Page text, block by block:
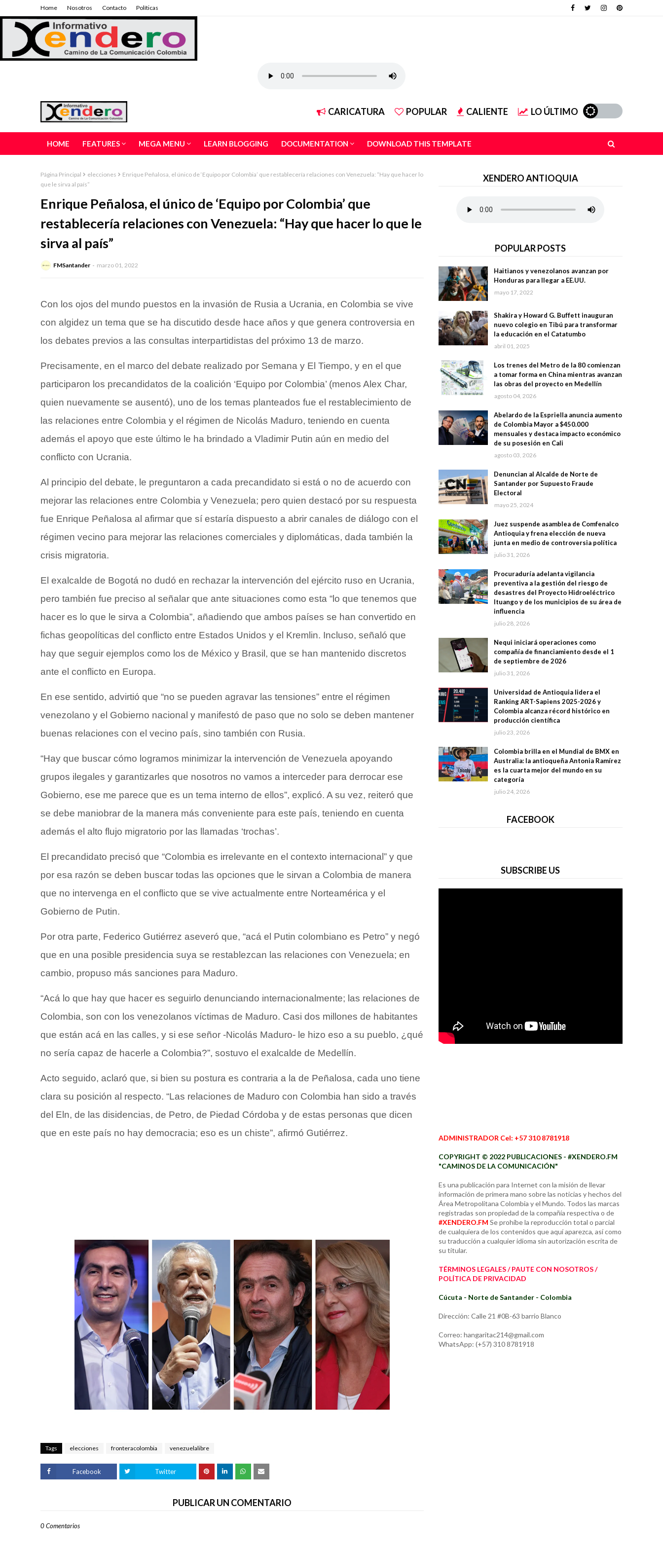
Home Nosotros Contacto Políticas
CARICATURA POPULAR CALIENTE LO ÚLTIMO
HOME FEATURES MEGA MENU LEARN BLOGGING DOCUMENTATION DOWNLOAD THIS TEMPLATE
Página Principal elecciones
Enrique Peñalosa, el único de ‘Equipo por Colombia’ que restablecería relaciones con Venezuela: “Hay que hacer lo
que le sirva al país”
Enrique Peñalosa, el único de ‘Equipo por Colombia’ que
restablecería relaciones con Venezuela: “Hay que hacer lo que le
sirva al país”
FMSantander marzo 01, 2022
Con los ojos del mundo puestos en la invasión de Rusia a Ucrania, en Colombia se vive
con algidez un tema que se ha discutido desde hace años y que genera controversia en
los debates previos a las consultas interpartidistas del próximo 13 de marzo.
Precisamente, en el marco del debate realizado por Semana y El Tiempo, y en el que
participaron los precandidatos de la coalición ‘Equipo por Colombia’ (menos Alex Char,
quien nuevamente se ausentó), uno de los temas planteados fue el restablecimiento de
las relaciones entre Colombia y el régimen de Nicolás Maduro, teniendo en cuenta
además el apoyo que este último le ha brindado a Vladimir Putin aún en medio del
conflicto con Ucrania.
Al principio del debate, le preguntaron a cada precandidato si está o no de acuerdo con
mejorar las relaciones entre Colombia y Venezuela; pero quien destacó por su respuesta
fue Enrique Peñalosa al afirmar que sí estaría dispuesto a abrir canales de diálogo con el
régimen vecino para mejorar las relaciones comerciales y diplomáticas, dada también la
crisis migratoria.
El exalcalde de Bogotá no dudó en rechazar la intervención del ejército ruso en Ucrania,
pero también fue preciso al señalar que ante situaciones como esta “lo que tenemos que
hacer es lo que le sirva a Colombia”, añadiendo que ambos países se han convertido en
fichas geopolíticas del conflicto entre Estados Unidos y el Kremlin. Incluso, señaló que
hay que seguir ejemplos como los de México y Brasil, que se han mantenido discretos
ante el conflicto en Europa.
En ese sentido, advirtió que “no se pueden agravar las tensiones” entre el régimen
venezolano y el Gobierno nacional y manifestó de paso que no solo se deben mantener
buenas relaciones con el vecino país, sino también con Rusia.
“Hay que buscar cómo logramos minimizar la intervención de Venezuela apoyando
grupos ilegales y garantizarles que nosotros no vamos a interceder para derrocar ese
Gobierno, ese me parece que es un tema interno de ellos”, explicó. A su vez, reiteró que
se debe maniobrar de la manera más conveniente para este país, teniendo en cuenta
además el alto flujo migratorio por las llamadas ‘trochas’.
El precandidato precisó que “Colombia es irrelevante en el contexto internacional” y que
por esa razón se deben buscar todas las opciones que le sirvan a Colombia de manera
que no intervenga en el conflicto que se vive actualmente entre Norteamérica y el
Gobierno de Putin.
Por otra parte, Federico Gutiérrez aseveró que, “acá el Putin colombiano es Petro” y negó
que en una posible presidencia suya se restablezcan las relaciones con Venezuela; en
cambio, propuso más sanciones para Maduro.
“Acá lo que hay que hacer es seguirlo denunciando internacionalmente; las relaciones de
Colombia, son con los venezolanos víctimas de Maduro. Casi dos millones de habitantes
que están acá en las calles, y si ese señor -Nicolás Maduro- le hizo eso a su pueblo, ¿qué
no sería capaz de hacerle a Colombia?”, sostuvo el exalcalde de Medellín.
Acto seguido, aclaró que, si bien su postura es contraria a la de Peñalosa, cada uno tiene
clara su posición al respecto. “Las relaciones de Maduro con Colombia han sido a través
del Eln, de las disidencias, de Petro, de Piedad Córdoba y de estas personas que dicen
que en este país no hay democracia; eso es un chiste”, afirmó Gutiérrez.
Tags elecciones fronteracolombia venezuelalibre
Facebook Twitter
PUBLICAR UN COMENTARIO
0 Comentarios
XENDERO ANTIOQUIA
POPULAR POSTS
Haitianos y venezolanos avanzan por
Honduras para llegar a EE.UU.
mayo 17, 2022
Shakira y Howard G. Buffett inauguran
nuevo colegio en Tibú para transformar
la educación en el Catatumbo
abril 01, 2025
Los trenes del Metro de la 80 comienzan
a tomar forma en China mientras avanzan
las obras del proyecto en Medellín
agosto 04, 2026
Abelardo de la Espriella anuncia aumento
de Colombia Mayor a $450.000
mensuales y destaca impacto económico
de su posesión en Cali
agosto 03, 2026
Denuncian al Alcalde de Norte de
Santander por Supuesto Fraude
Electoral
mayo 25, 2024
Juez suspende asamblea de Comfenalco
Antioquia y frena elección de nueva
junta en medio de controversia política
julio 31, 2026
Procuraduría adelanta vigilancia
preventiva a la gestión del riesgo de
desastres del Proyecto Hidroeléctrico
Ituango y de los municipios de su área de
influencia
julio 28, 2026
Nequi iniciará operaciones como
compañía de financiamiento desde el 1
de septiembre de 2026
julio 31, 2026
Universidad de Antioquia lidera el
Ranking ART-Sapiens 2025-2026 y
Colombia alcanza récord histórico en
producción científica
julio 23, 2026
Colombia brilla en el Mundial de BMX en
Australia: la antioqueña Antonia Ramírez
es la cuarta mejor del mundo en su
categoría
julio 24, 2026
FACEBOOK
SUBSCRIBE US
ADMINISTRADOR Cel: +57 310 8781918
COPYRIGHT © 2022 PUBLICACIONES - #XENDERO.FM
"CAMINOS DE LA COMUNICACIÓN"
Es una publicación para Internet con la misión de llevar
información de primera mano sobre las noticias y hechos del
Área Metropolitana Colombia y el Mundo. Todos las marcas
registradas son propiedad de la compañía respectiva o de
#XENDERO.FM Se prohíbe la reproducción total o parcial
de cualquiera de los contenidos que aquí aparezca, así como
su traducción a cualquier idioma sin autorización escrita de
su titular.
TÉRMINOS LEGALES / PAUTE CON NOSOTROS /
POLÍTICA DE PRIVACIDAD
Cúcuta - Norte de Santander - Colombia
Dirección: Calle 21 #0B-63 barrio Blanco
Correo: hangaritac214@gmail.com
WhatsApp: (+57) 310 8781918